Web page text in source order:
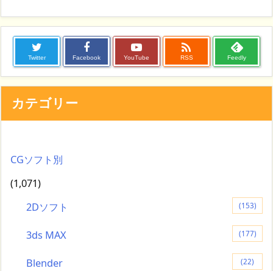
Twitter Facebook YouTube

RSS Feedly
カテゴリー
CGソフト別
(1,071)
2Dソフト
(153)
3ds MAX (177)
Blender (22)